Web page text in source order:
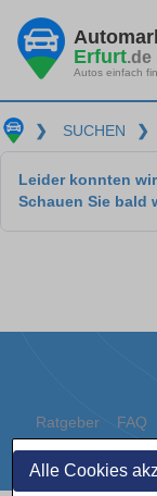
Alle Cookies
Erfurt.de
Autos einfach
❯ SUCHEN ❯
Leider konnten
Schauen Sie bald
Ratgeber FAQ